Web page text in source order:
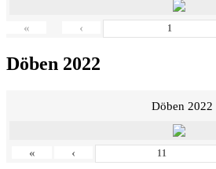
« ‹
Döben 2022
Döben 2022
« ‹